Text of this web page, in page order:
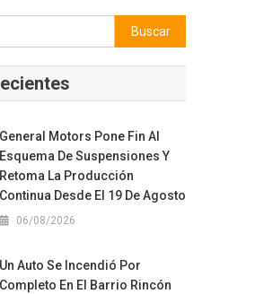
Buscar:
General Motors Pone Fin Al
Esquema De Suspensiones Y
Retoma La Producción
Continua Desde El 19 De Agosto
06/08/2026
Un Auto Se Incendió Por
Completo En El Barrio Rincón